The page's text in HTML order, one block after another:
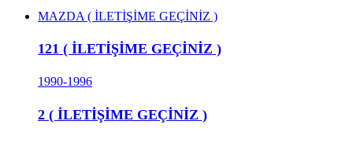
MAZDA ( İLETİŞİME GEÇİNİZ )
121 ( İLETİŞİME GEÇİNİZ )
1990-1996
2 ( İLETİŞİME GEÇİNİZ )